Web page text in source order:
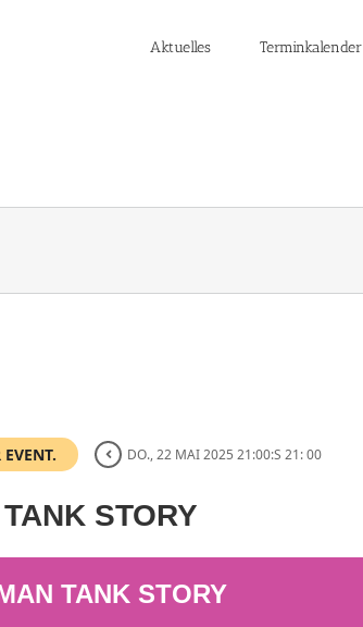
Aktuelles Terminkalender
DO., 22 MAI 2025 21:00:S 21: 00
STORY
TANK STORY